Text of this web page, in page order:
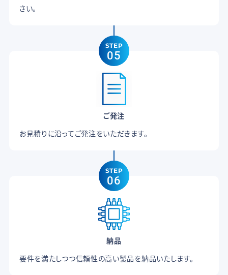
さい。
STEP
05
ご発注
お見積りに沿ってご発注をいただきます。
STEP
06
納品
要件を満たしつつ信頼性の高い製品を納品いたします。